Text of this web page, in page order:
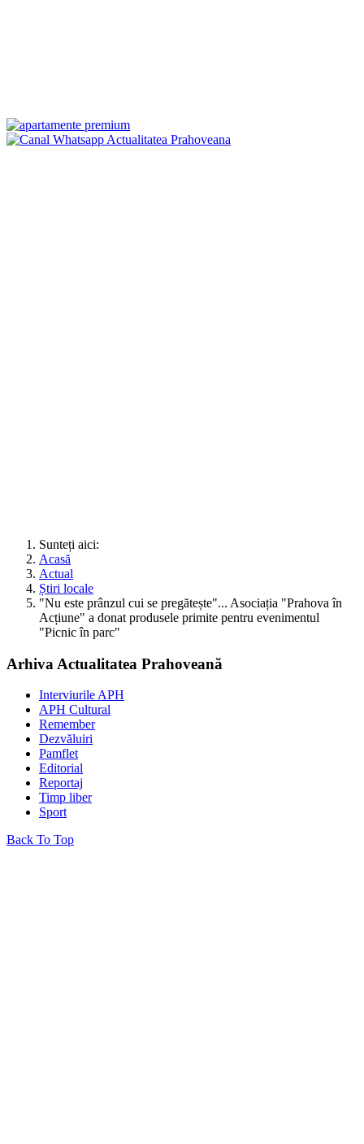
Sunteți aici:
Acasă
Actual
Știri locale
"Nu este prânzul cui se pregătește"... Asociația "Prahova în
Acțiune" a donat produsele primite pentru evenimentul
"Picnic în parc"
Arhiva Actualitatea Prahoveană
Interviurile APH
APH Cultural
Remember
Dezvăluiri
Pamflet
Editorial
Reportaj
Timp liber
Sport
Back To Top